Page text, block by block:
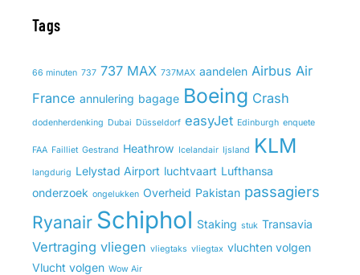
Tags
66 minuten 737 737 MAX 737MAX aandelen Airbus Air
France annulering bagage Boeing Crash
dodenherdenking Dubai Düsseldorf easyJet Edinburgh enquete
FAA Failliet Gestrand Heathrow Icelandair Ijsland KLM
langdurig Lelystad Airport luchtvaart Lufthansa
onderzoek ongelukken Overheid Pakistan passagiers
Ryanair Schiphol Staking stuk Transavia
Vertraging vliegen vliegtaks vliegtax vluchten volgen
Vlucht volgen Wow Air